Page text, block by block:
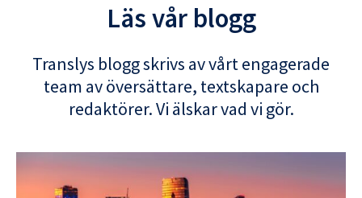
Läs vår blogg
Translys blogg skrivs av vårt engagerade
team av översättare, textskapare och
redaktörer. Vi älskar vad vi gör.